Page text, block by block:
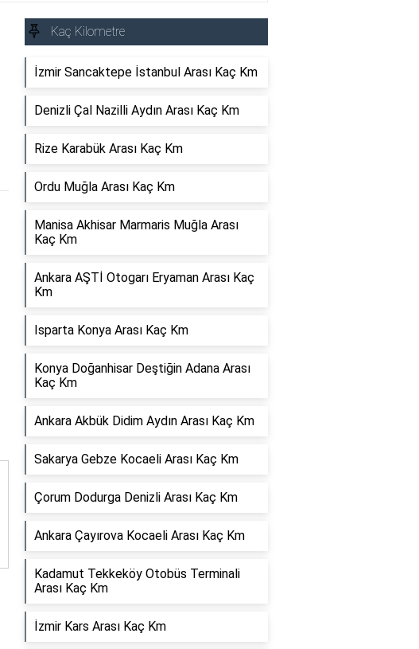
Kaç Kilometre
İzmir Sancaktepe İstanbul Arası Kaç Km
Denizli Çal Nazilli Aydın Arası Kaç Km
Rize Karabük Arası Kaç Km
Ordu Muğla Arası Kaç Km
Manisa Akhisar Marmaris Muğla Arası
Kaç Km
Ankara AŞTİ Otogarı Eryaman Arası Kaç
Km
Isparta Konya Arası Kaç Km
Konya Doğanhisar Deştiğin Adana Arası
Kaç Km
Ankara Akbük Didim Aydın Arası Kaç Km
Sakarya Gebze Kocaeli Arası Kaç Km
Çorum Dodurga Denizli Arası Kaç Km
Ankara Çayırova Kocaeli Arası Kaç Km
Kadamut Tekkeköy Otobüs Terminali
Arası Kaç Km
İzmir Kars Arası Kaç Km